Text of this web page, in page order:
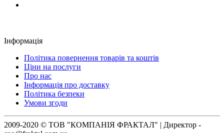
Інформація
Політика повернення товарів та коштів
Ціни на послуги
Про нас
Інформація про доставку
Політика безпеки
Умови згоди
2009-2020 © ТОВ "КОМПАНІЯ ФРАКТАЛ" | Директор -